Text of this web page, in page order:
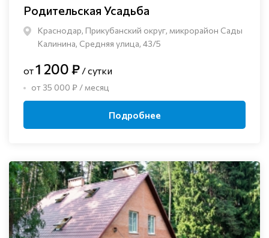
Родительская Усадьба
Краснодар, Прикубанский округ, микрорайон Сады
Калинина, Средняя улица, 43/5
от1 200 ₽ / сутки
от 35 000 ₽ / месяц
Подробнее